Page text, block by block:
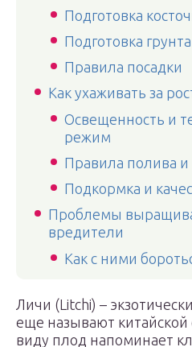
Подготовка
Подготовка грунта
Правила посадки
Как ухаживать за
Освещенность и
режим
Правила полива и
Подкормка и
Проблемы
вредители
Как с ними
Личи (Litchi) –
еще называют
виду плод напоминает